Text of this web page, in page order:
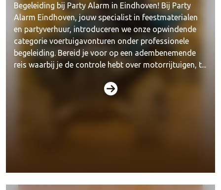
Begeleiding bij Party Alarm in Eindhoven! Bij Party
Alarm Eindhoven, jouw specialist in feestmaterialen
en partyverhuur, introduceren we onze opwindende
categorie voertuigavonturen onder professionele
begeleiding. Bereid je voor op een adembenemende
reis waarbij je de controle hebt over motorrijtuigen, t...